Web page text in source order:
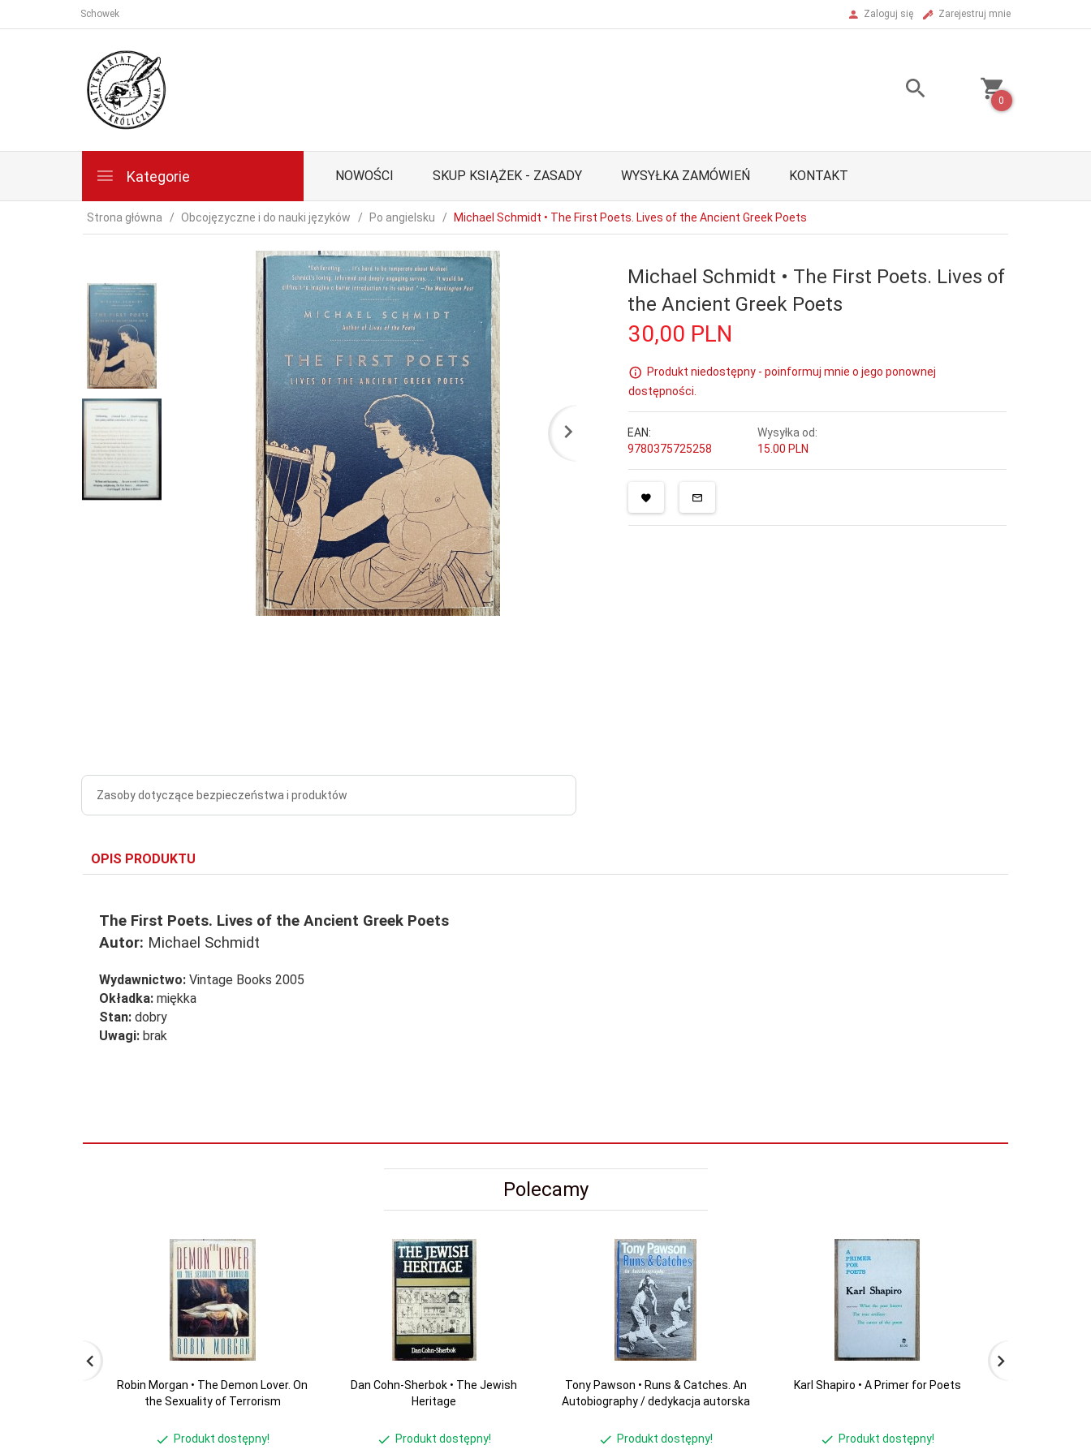
Schowek Zaloguj się Zarejestruj mnie
0
Kategorie NOWOŚCI SKUP KSIĄŻEK - ZASADY WYSYŁKA ZAMÓWIEŃ KONTAKT
Strona główna Obcojęzyczne i do nauki języków Po angielsku Michael Schmidt • The First Poets. Lives of the Ancient Greek Poets
Zasoby dotyczące bezpieczeństwa i produktów
Michael Schmidt • The First Poets. Lives of
the Ancient Greek Poets
30,00 PLN
Produkt niedostępny - poinformuj mnie o jego ponownej
dostępności.
EAN:
9780375725258
Wysyłka od:
15.00 PLN
OPIS PRODUKTU
The First Poets. Lives of the Ancient Greek Poets
Autor: Michael Schmidt
Wydawnictwo: Vintage Books 2005
Okładka: miękka
Stan: dobry
Uwagi: brak
Polecamy
Robin Morgan • The Demon Lover. On
the Sexuality of Terrorism
Produkt dostępny!
Dan Cohn-Sherbok • The Jewish
Heritage
Produkt dostępny!
Tony Pawson • Runs & Catches. An
Autobiography / dedykacja autorska
Produkt dostępny!
Karl Shapiro • A Primer for Poets
Produkt dostępny!